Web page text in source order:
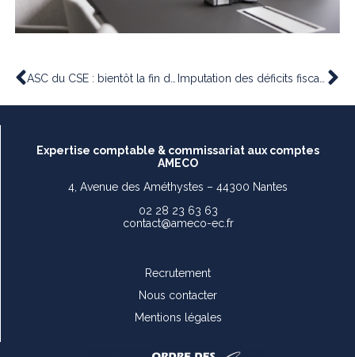
ASC du CSE : bientôt la fin de la tolérance pour le critère d’ancienneté ! Imputation des déficits fiscaux : selon un ordre précis ?
Expertise comptable & commissariat aux comptes
AMECO
4, Avenue des Améthystes – 44300 Nantes
02 28 23 63 63
contact@ameco-ec.fr
Recrutement
Nous contacter
Mentions légales